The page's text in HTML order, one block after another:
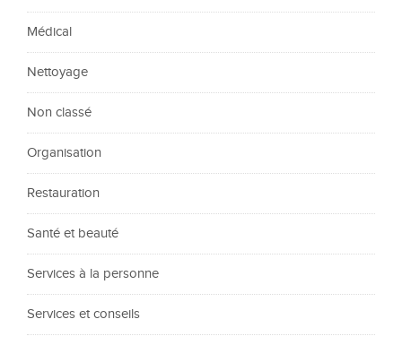
Médical
Nettoyage
Non classé
Organisation
Restauration
Santé et beauté
Services à la personne
Services et conseils